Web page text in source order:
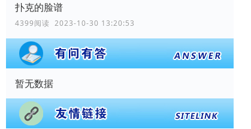
扑克的脸谱
4399阅读 2023-10-30 13:20:53
暂无数据